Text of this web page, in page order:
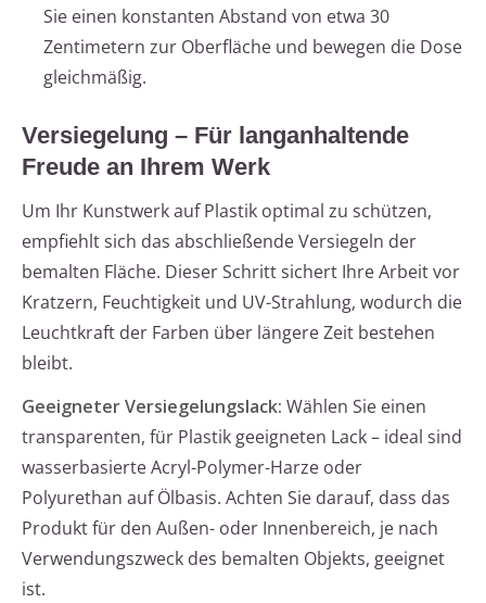
Sie einen konstanten Abstand von etwa 30
Zentimetern zur Oberfläche und bewegen die Dose
gleichmäßig.
Versiegelung – Für langanhaltende
Freude an Ihrem Werk
Um Ihr Kunstwerk auf Plastik optimal zu schützen,
empfiehlt sich das abschließende Versiegeln der
bemalten Fläche. Dieser Schritt sichert Ihre Arbeit vor
Kratzern, Feuchtigkeit und UV-Strahlung, wodurch die
Leuchtkraft der Farben über längere Zeit bestehen
bleibt.
Geeigneter Versiegelungslack: Wählen Sie einen
transparenten, für Plastik geeigneten Lack – ideal sind
wasserbasierte Acryl-Polymer-Harze oder
Polyurethan auf Ölbasis. Achten Sie darauf, dass das
Produkt für den Außen- oder Innenbereich, je nach
Verwendungszweck des bemalten Objekts, geeignet
ist.